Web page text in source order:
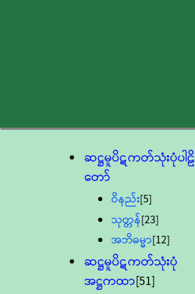
ဆဋ္ဌမူပိဋကတ်သုံးပုံပါဠိ
တော်
ဝိနည်း[5]
သုတ္တန်[23]
အဘိဓမ္မာ[12]
ဆဋ္ဌမူပိဋကတ်သုံးပုံ
အဋ္ဌကထာ[51]